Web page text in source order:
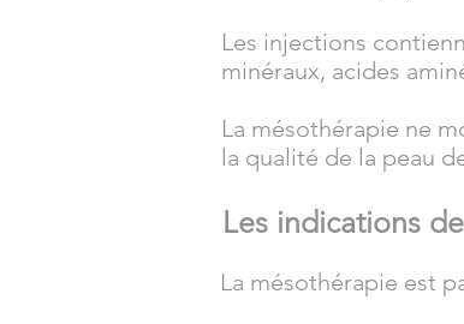
Les injections
minéraux, acides
La mésothérapie ne
la qualité de la peau
Les indications
La mésothérapie est